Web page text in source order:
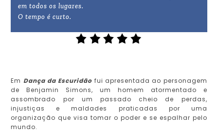
em todos os lugares.
O tempo é curto.
Em Dança da Escuridão fui apresentada ao personagem
de Benjamin Simons, um homem atormentado e
assombrado por um passado cheio de perdas,
injustiças e maldades praticadas por uma
organização que visa tomar o poder e se espalhar pelo
mundo.